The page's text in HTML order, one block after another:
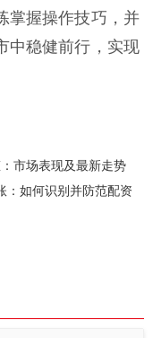
掌握操作技巧，并
中稳健前行，实现
市场表现及最新走势
：如何识别并防范配资